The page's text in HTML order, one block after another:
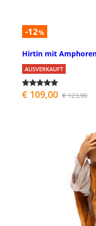
-12%
Hirtin mit
AUSVERKAUFT
€ 109,00 € 123,90